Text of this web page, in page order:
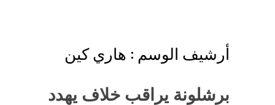
أرشيف الوسم : هاري كين
برشلونة يراقب خلاف يهدد